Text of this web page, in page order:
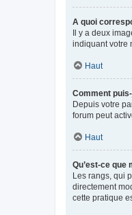
A quoi
Il y a deux
indiquant votre
Haut
Comment
Depuis votre
forum peut
Haut
Qu’est-ce que
Les rangs, qui
directement
cette pratique